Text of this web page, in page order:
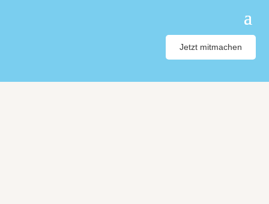
Jetzt mitmachen